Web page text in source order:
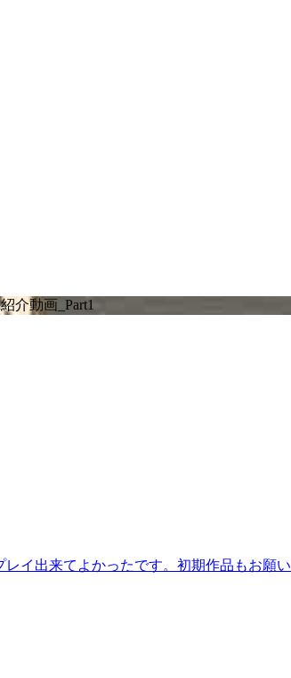
介動画_Part1
イ出来てよかったです。初期作品もお願い